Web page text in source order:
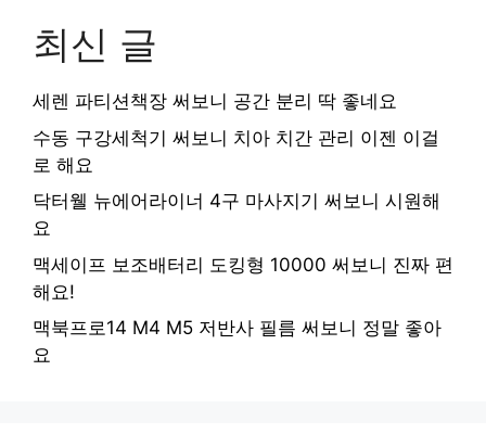
최신 글
세렌 파티션책장 써보니 공간 분리 딱 좋네요
수동 구강세척기 써보니 치아 치간 관리 이젠 이걸
로 해요
닥터웰 뉴에어라이너 4구 마사지기 써보니 시원해
요
맥세이프 보조배터리 도킹형 10000 써보니 진짜 편
해요!
맥북프로14 M4 M5 저반사 필름 써보니 정말 좋아
요